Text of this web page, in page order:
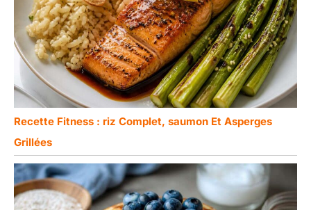
Recette Fitness : riz Complet, saumon Et Asperges
Grillées